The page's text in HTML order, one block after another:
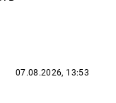
07.08.2026, 13:53